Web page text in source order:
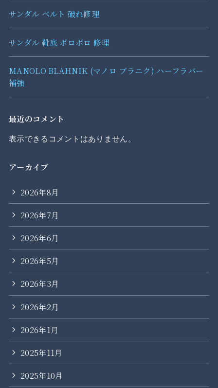
サンダル ベルト 破れ修理
サンダル 靴底 ボロボロ 修理
MANOLO BLAHNIK (マノロ ブラニク) ハーフラバー
補強
最近のコメント
表示できるコメントはありません。
アーカイブ
2026年8月
2026年7月
2026年6月
2026年5月
2026年3月
2026年2月
2026年1月
2025年11月
2025年10月